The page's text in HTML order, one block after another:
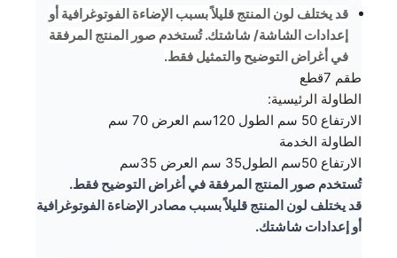
قد يختلف لون المنتج قليلاً بسبب الإضاءة الفوتوغرافية أو
إعدادات الشاشة/ شاشتك. تُستخدم صور المنتج المرفقة
في أغراض التوضيح والتمثيل فقط.
طقم 7قطع
الطاولة الرئيسية:
الارتفاع 50 سم الطول 120سم العرض 70 سم
الطاولة الخدمة
الارتفاع 50سم الطول35 سم العرض 35سم
تُستخدم صور المنتج المرفقة في أغراض التوضيح فقط.
قد يختلف لون المنتج قليلاً بسبب مصادر الإضاءة الفوتوغرافية
أو إعدادات شاشتك.